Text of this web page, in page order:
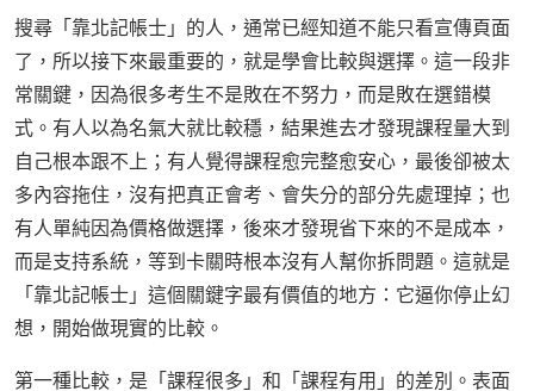
搜尋「靠北記帳士」的人，通常已經知道不能只看宣傳頁面
了，所以接下來最重要的，就是學會比較與選擇。這一段非
常關鍵，因為很多考生不是敗在不努力，而是敗在選錯模
式。有人以為名氣大就比較穩，結果進去才發現課程量大到
自己根本跟不上；有人覺得課程愈完整愈安心，最後卻被太
多內容拖住，沒有把真正會考、會失分的部分先處理掉；也
有人單純因為價格做選擇，後來才發現省下來的不是成本，
而是支持系統，等到卡關時根本沒有人幫你拆問題。這就是
「靠北記帳士」這個關鍵字最有價值的地方：它逼你停止幻
想，開始做現實的比較。
第一種比較，是「課程很多」和「課程有用」的差別。表面